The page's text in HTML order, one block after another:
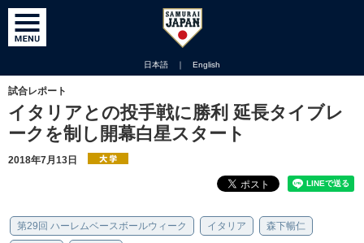
日本語 ｜ English
試合レポート
イタリアとの投手戦に勝利 延長タイブレ
ークを制し開幕白星スタート
2018年7月13日
第29回 ハーレムベースボールウィーク イタリア 森下暢仁